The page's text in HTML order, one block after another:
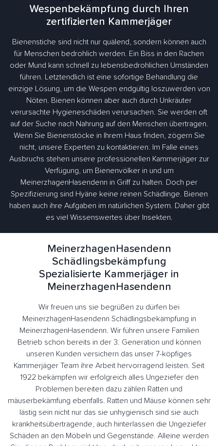
Wespenbekämpfung durch Ihren
zertifizierten Kammerjäger
Bienenstiche sind nicht nur quälend, sondern können auch
für Menschen bedrohlich werden. Ein Biss in den Rachen
oder Mund kann schnell zu lebensbedrohlichen Umständen
führen. Letztendlich ist eine sofortige Behandlung die
einzige Lösung, um die Wespen endgültig loszuwerden von
Nöten. Bienen können aber auch durch Unkräuter
verursachte Hygieneschäden verursachen. Sie werden oft
auf der Suche nach Nahrung auf den Menschen übertragen.
Wenn Sie Bienenstöcke in Ihrem Haus finden, zögern Sie
nicht, unsere Experten zu kontaktieren. Im Falle eines
Ausbruchs stehen unsere professionellen Kammerjäger zur
Verfügung, um Bienenvölker in und um
MeinerzhagenHasendenn in Griff zu halten. Doch per
Spezifizierung sind Hyäne keine reinen Schädlinge. Bienen
haben auch ihre Aufgaben im natürlichen System. Daher gibt
es viel Wissenswertes über Insekten.
MeinerzhagenHasendenn
Schädlingsbekämpfung
Spezialisierte Kammerjäger in
MeinerzhagenHasendenn
Wir freuen uns sie begrüßen zu dürfen bei
MeinerzhagenHasendenn Schädlingsbekämpfung in
MeinerzhagenHasendenn. Wir führen unsere Familien
Betrieb schon bereits in der 3. Generation und können
unseren Kunden versichern das unser 7-köpfiges
Kammerjäger Team ihre Arbeit hervorragend leisten. Seit
1922 bekämpfen wir erfolgreich alles Ungeziefer den
Problemen bereiten dazu zählen Ratten und
mäuserbekämfung ebenfalls. Ratten und Mäuse können sehr
lästig sein nicht nur das sie unhygienisch sind sie auch
krankheitsübertragende, auch hinterlassen die Ungeziefer
Schäden an den Möbeln und Gegenstände. Alleine werden